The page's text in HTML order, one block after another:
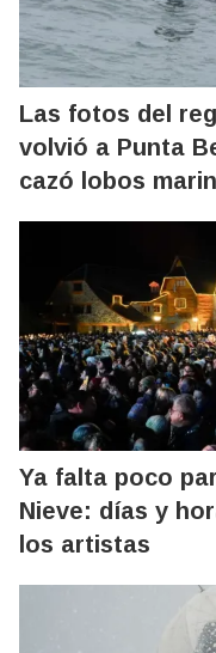
Las fotos del
volvió a Punta
cazó lobos
Ya falta poco
Nieve: días y
los artistas